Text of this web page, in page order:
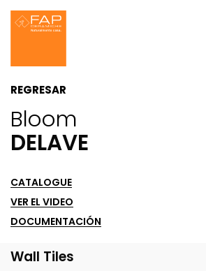
REGRESAR
Bloom
DELAVE
CATALOGUE
VER EL VIDEO
DOCUMENTACIÓN
Wall Tiles